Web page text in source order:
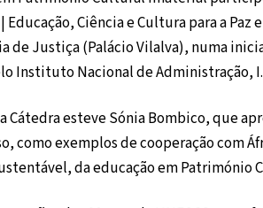
Educação, Ciência e Cultura para a
de Justiça (Palácio Vilalva), numa
Instituto Nacional de Administração,
Cátedra esteve Sónia Bombico, que
como exemplos de cooperação com
da educação em Património